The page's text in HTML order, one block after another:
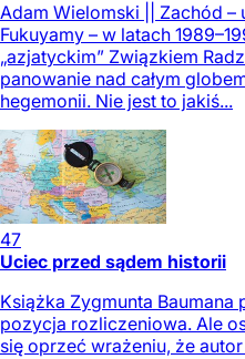
Adam Wielomski || Zachód –
Fukuyamy – w latach
„azjatyckim” Związkiem
panowanie nad całym
hegemonii. Nie jest to jakiś...
47
Uciec przed sądem historii
Książka Zygmunta Baumana
pozycja rozliczeniowa. Ale
się oprzeć wrażeniu, że